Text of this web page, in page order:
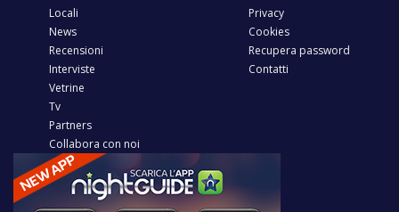
Locali
News
Recensioni
Interviste
Vetrine
Tv
Partners
Collabora con noi
Privacy
Cookies
Recupera password
Contatti